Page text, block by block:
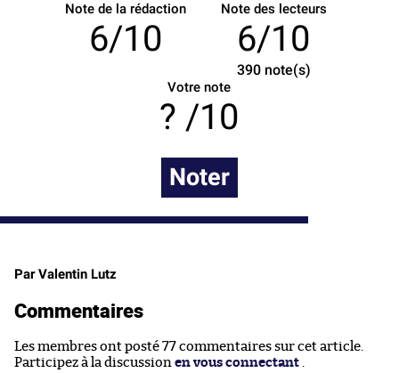
Note de la rédaction
6/10
Note des lecteurs
6/10
390note(s)
Votre note
/10
Noter
Par Valentin Lutz
Commentaires
Les membres ont posté 77 commentaires sur cet article.
Participez à la discussion en vous connectant .